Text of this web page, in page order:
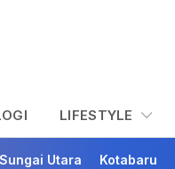
LIFESTYLE
Utara Kotabaru